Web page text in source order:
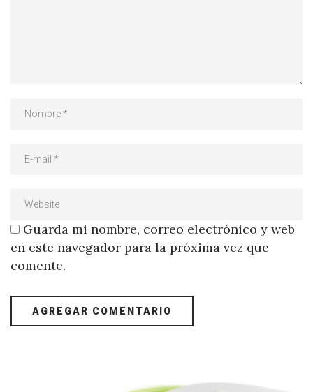
Guarda mi nombre, correo electrónico y web
en este navegador para la próxima vez que
comente.